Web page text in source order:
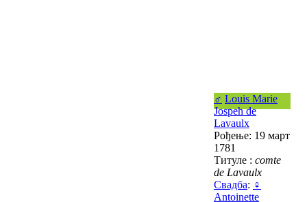
♂ Louis Marie
Jospeh de
Lavaulx
Рођење: 19 март
1781
Титуле : comte
de Lavaulx
Свадба: ♀
Antoinette